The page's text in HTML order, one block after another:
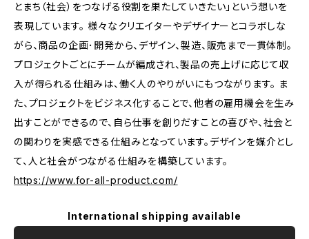
とまち（社会）をつなげる役割を果たしていきたい」という想いを
表現しています。 様々なクリエイターやデザイナーとコラボしな
がら、商品の企画･開発から、デザイン、製造、販売まで一貫体制。
プロジェクトごとにチームが編成され、製品の売上げに応じて収
入が得られる仕組みは、働く人のやりがいにもつながります。 ま
た、プロジェクトをビジネス化することで、他者の雇用機会を生み
出すことができるので、自ら仕事を創りだすことの喜びや、社会と
の関わりを実感できる仕組みとなっています。デザインを媒介とし
て、人と社会がつながる仕組みを構築しています。
https://www.for-all-product.com/
International shipping available